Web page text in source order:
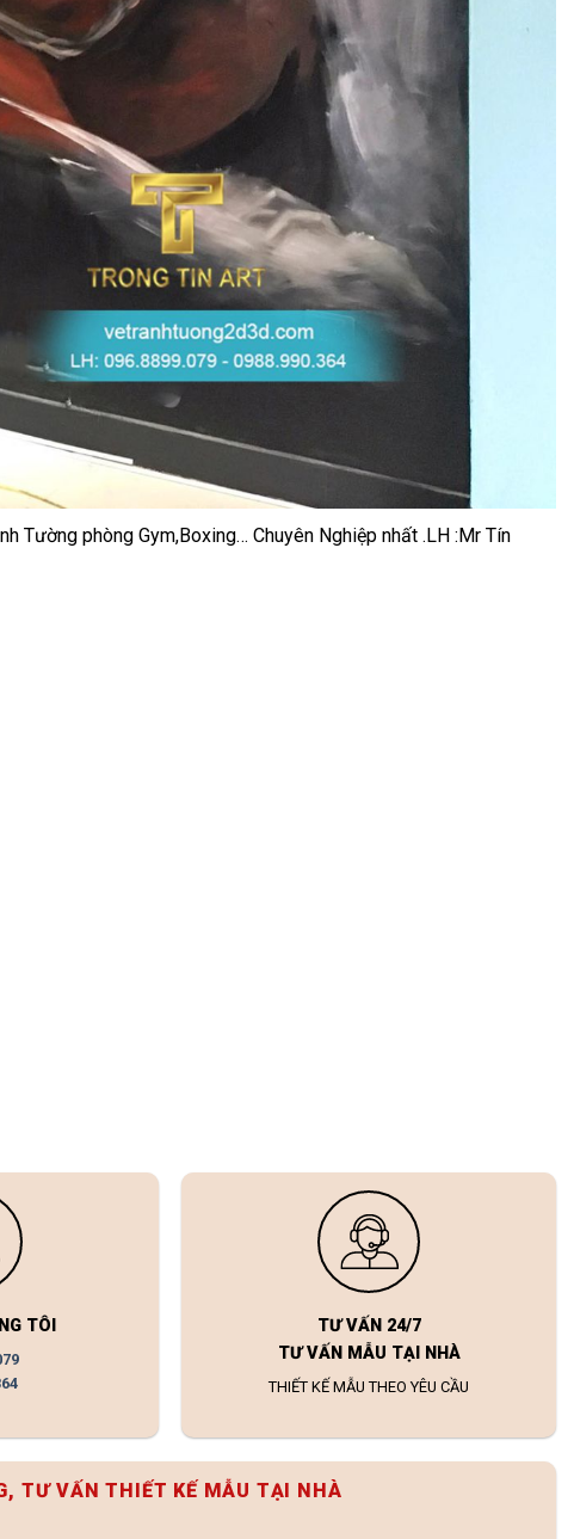
Tường phòng Gym,Boxing… Chuyên Nghiệp nhất .LH :Mr Tín
TÔI
TƯ VẤN 24/7
TƯ VẤN MẪU TẠI NHÀ
THIẾT KẾ MẪU THEO YÊU CẦU
TƯ VẤN THIẾT KẾ MẪU TẠI NHÀ